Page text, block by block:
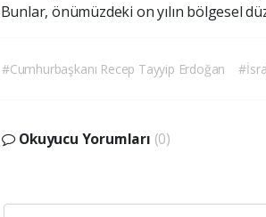
Bunlar, önümüzdeki on yılın bölgesel
#Cumhurbaşkanı Recep Tayyip Erdoğan
Okuyucu Yorumları (0)